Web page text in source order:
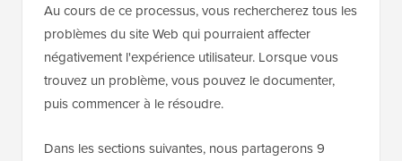
Au cours de ce processus, vous rechercherez tous les
problèmes du site Web qui pourraient affecter
négativement l'expérience utilisateur. Lorsque vous
trouvez un problème, vous pouvez le documenter,
puis commencer à le résoudre.
Dans les sections suivantes, nous partagerons 9